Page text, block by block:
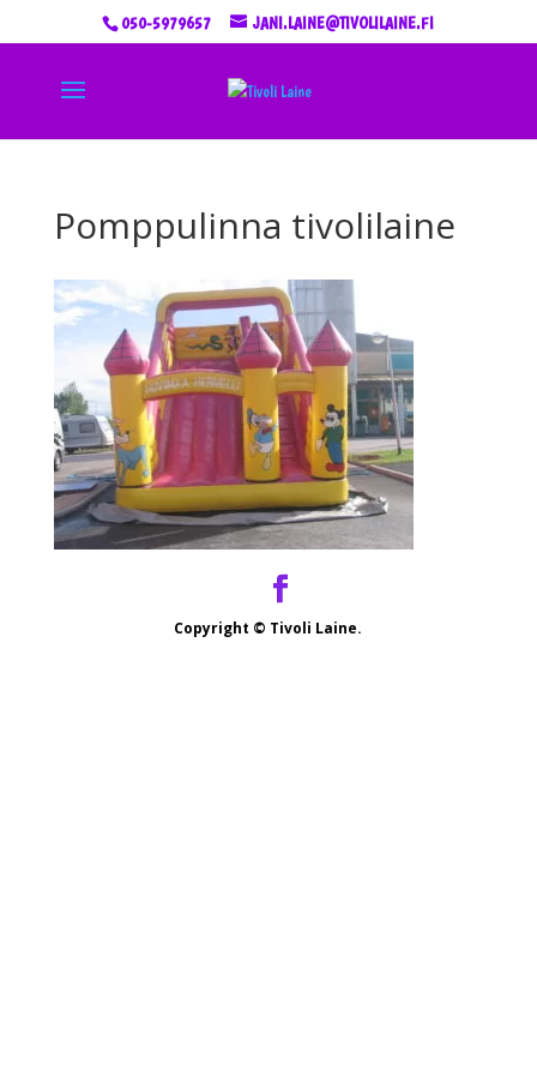
050-5979657 JANI.LAINE@TIVOLILAINE.FI
Pomppulinna tivolilaine
Copyright © Tivoli Laine.